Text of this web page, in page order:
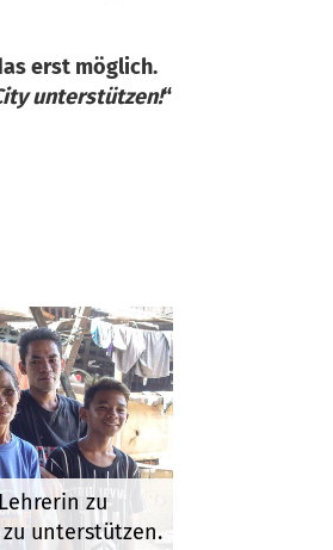
erst möglich.
unterstützen!“
zu
unterstützen.